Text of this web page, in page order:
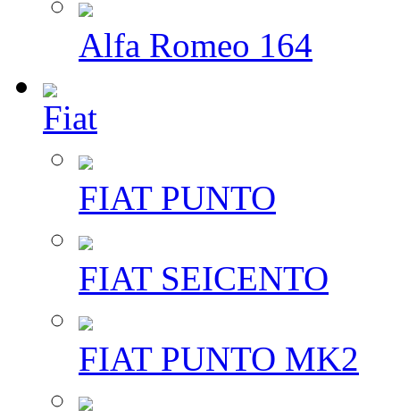
Alfa Romeo 164
Fiat
FIAT PUNTO
FIAT SEICENTO
FIAT PUNTO MK2